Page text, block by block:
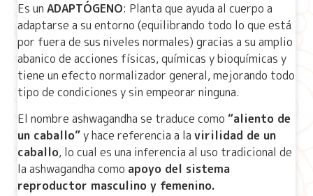
Es un ADAPTÓGENO: Planta que ayuda al cuerpo a
adaptarse a su entorno (equilibrando todo lo que está
por fuera de sus niveles normales) gracias a su amplio
abanico de acciones físicas, químicas y bioquímicas y
tiene un efecto normalizador general, mejorando todo
tipo de condiciones y sin empeorar ninguna.
El nombre ashwagandha se traduce como “aliento de
un caballo”y hace referencia a la virilidad de un
caballo, lo cual es una inferencia al uso tradicional de
la ashwagandha como apoyo del sistema
reproductor masculino y femenino.